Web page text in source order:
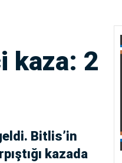
kaza: 2
Bitlis’in
kazada